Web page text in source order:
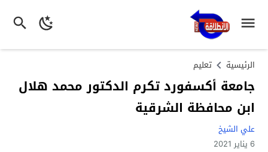
الرئيسية تعليم
جامعة أكسفورد تكرم الدكتور محمد هلال
ابن محافظة الشرقية
علي الشيخ
6 يناير 2021